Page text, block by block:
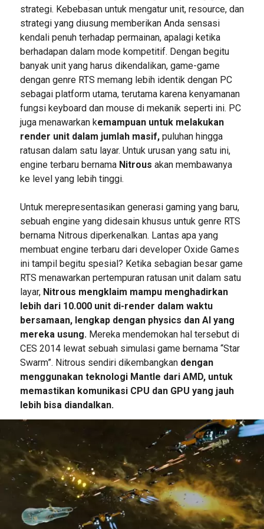
strategi. Kebebasan untuk mengatur unit, resource, dan
strategi yang diusung memberikan Anda sensasi
kendali penuh terhadap permainan, apalagi ketika
berhadapan dalam mode kompetitif. Dengan begitu
banyak unit yang harus dikendalikan, game-game
dengan genre RTS memang lebih identik dengan PC
sebagai platform utama, terutama karena kenyamanan
fungsi keyboard dan mouse di mekanik seperti ini. PC
juga menawarkan kemampuan untuk melakukan
render unit dalam jumlah masif,puluhan hingga
ratusan dalam satu layar. Untuk urusan yang satu ini,
engine terbaru bernama Nitrous akan membawanya
ke level yang lebih tinggi.
Untuk merepresentasikan generasi gaming yang baru,
sebuah engine yang didesain khusus untuk genre RTS
bernama Nitrous diperkenalkan. Lantas apa yang
membuat engine terbaru dari developer Oxide Games
ini tampil begitu spesial? Ketika sebagian besar game
RTS menawarkan pertempuran ratusan unit dalam satu
layar, Nitrous mengklaim mampu menghadirkan
lebih dari 10.000 unit di-render dalam waktu
bersamaan, lengkap dengan physics dan AI yang
mereka usung.Mereka mendemokan hal tersebut di
CES 2014 lewat sebuah simulasi game bernama “Star
Swarm”. Nitrous sendiri dikembangkan dengan
menggunakan teknologi Mantle dari AMD, untuk
memastikan komunikasi CPU dan GPU yang jauh
lebih bisa diandalkan.